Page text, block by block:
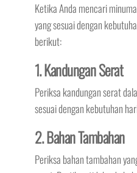
Ketika Anda mencari
yang sesuai dengan
berikut:
1. Kandungan Serat
Periksa kandungan serat
sesuai dengan kebutuhan
2. Bahan Tambahan
Periksa bahan tambahan